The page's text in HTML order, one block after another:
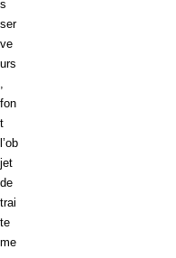
s
ser
ve
urs
,
fon
t
l’ob
jet
de
trai
te
me